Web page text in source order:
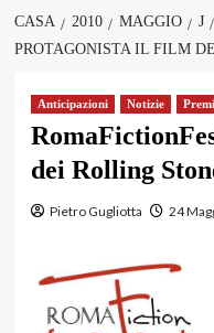
CASA 2010 MAGGIO J
PROTAGONISTA IL FILM
Anticipazioni Notizie Premi
dei Rolling
Pietro Gugliotta 24